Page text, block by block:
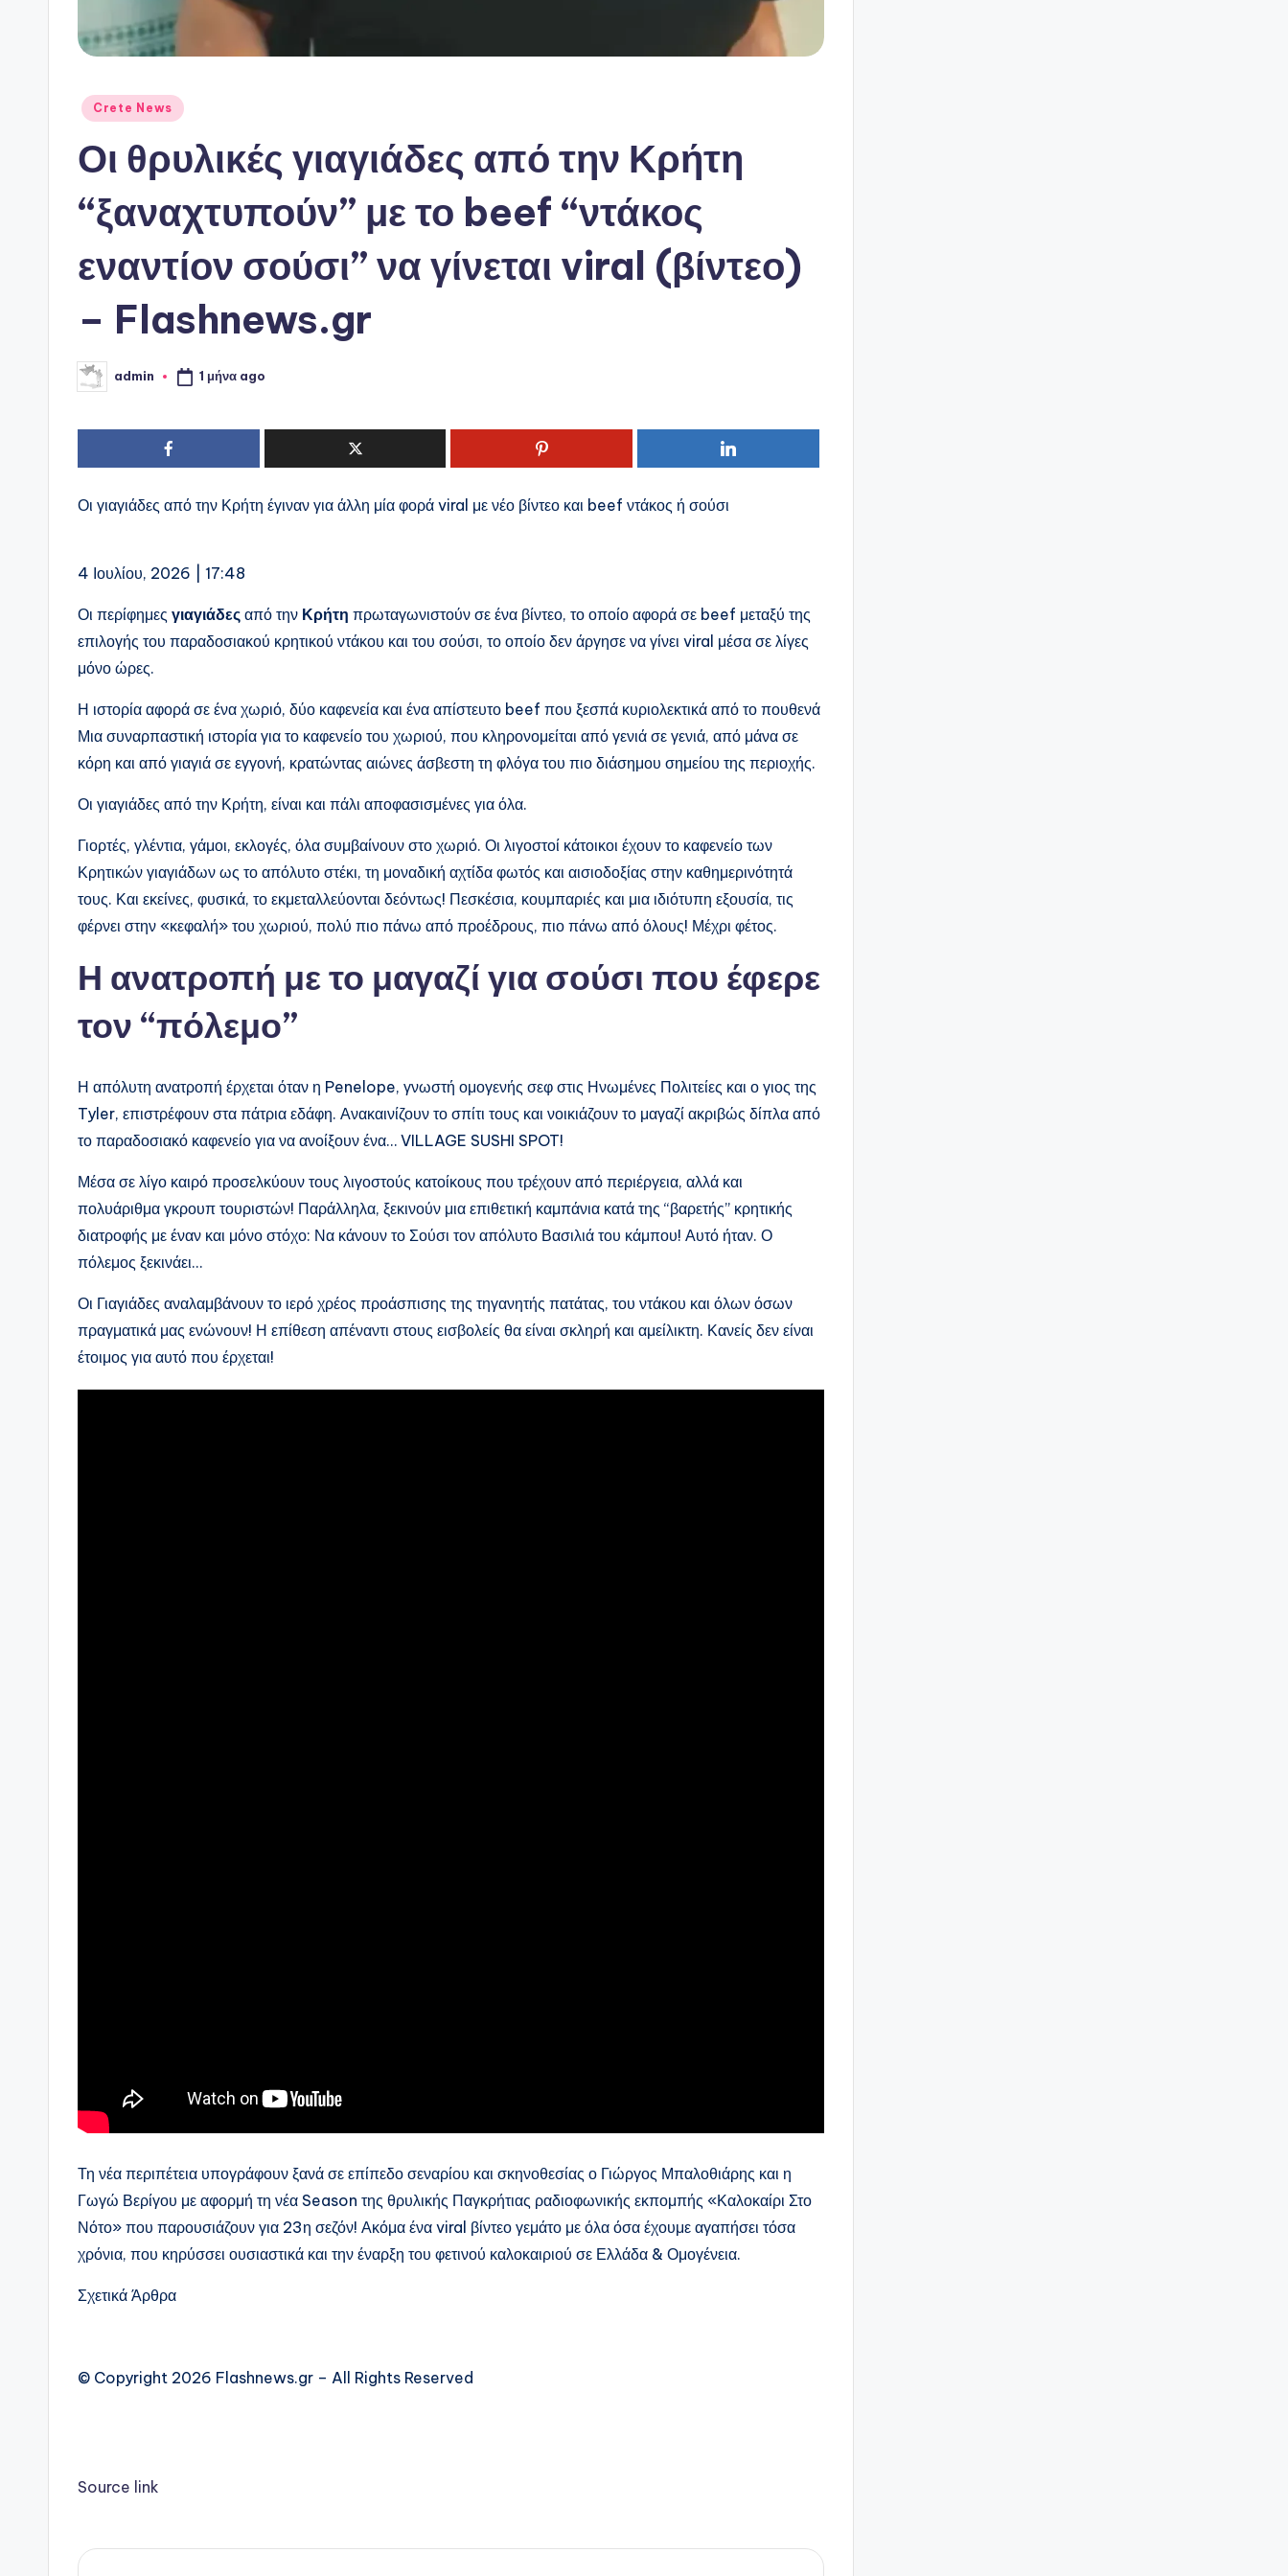
Αναρτήθηκε
Crete News
Οι θρυλικές γιαγιάδες από την Κρήτη
“ξαναχτυπούν” με το beef “ντάκος
εναντίον σούσι” να γίνεται viral (βίντεο)
– Flashnews.gr
Συγγραφέας:
admin 1 μήνα ago
Οι γιαγιάδες από την Κρήτη έγιναν για άλλη μία φορά viral με νέο βίντεο και beef ντάκος ή σούσι
4 Ιουλίου, 2026 | 17:48
Οι περίφημες γιαγιάδες από την Κρήτη πρωταγωνιστούν σε ένα βίντεο, το οποίο αφορά σε beef μεταξύ της
επιλογής του παραδοσιακού κρητικού ντάκου και του σούσι, το οποίο δεν άργησε να γίνει viral μέσα σε λίγες
μόνο ώρες.
Η ιστορία αφορά σε ένα χωριό, δύο καφενεία και ένα απίστευτο beef που ξεσπά κυριολεκτικά από το πουθενά
Μια συναρπαστική ιστορία για το καφενείο του χωριού, που κληρονομείται από γενιά σε γενιά, από μάνα σε
κόρη και από γιαγιά σε εγγονή, κρατώντας αιώνες άσβεστη τη φλόγα του πιο διάσημου σημείου της περιοχής.
Οι γιαγιάδες από την Κρήτη, είναι και πάλι αποφασισμένες για όλα.
Γιορτές, γλέντια, γάμοι, εκλογές, όλα συμβαίνουν στο χωριό. Οι λιγοστοί κάτοικοι έχουν το καφενείο των
Κρητικών γιαγιάδων ως το απόλυτο στέκι, τη μοναδική αχτίδα φωτός και αισιοδοξίας στην καθημερινότητά
τους. Και εκείνες, φυσικά, το εκμεταλλεύονται δεόντως! Πεσκέσια, κουμπαριές και μια ιδιότυπη εξουσία, τις
φέρνει στην «κεφαλή» του χωριού, πολύ πιο πάνω από προέδρους, πιο πάνω από όλους! Μέχρι φέτος.
Η ανατροπή με το μαγαζί για σούσι που έφερε
τον “πόλεμο”
Η απόλυτη ανατροπή έρχεται όταν η Penelope, γνωστή ομογενής σεφ στις Ηνωμένες Πολιτείες και ο γιος της
Tyler, επιστρέφουν στα πάτρια εδάφη. Ανακαινίζουν το σπίτι τους και νοικιάζουν το μαγαζί ακριβώς δίπλα από
το παραδοσιακό καφενείο για να ανοίξουν ένα… VILLAGE SUSHI SPOT!
Μέσα σε λίγο καιρό προσελκύουν τους λιγοστούς κατοίκους που τρέχουν από περιέργεια, αλλά και
πολυάριθμα γκρουπ τουριστών! Παράλληλα, ξεκινούν μια επιθετική καμπάνια κατά της “βαρετής” κρητικής
διατροφής με έναν και μόνο στόχο: Να κάνουν το Σούσι τον απόλυτο Βασιλιά του κάμπου! Αυτό ήταν. Ο
πόλεμος ξεκινάει…
Οι Γιαγιάδες αναλαμβάνουν το ιερό χρέος προάσπισης της τηγανητής πατάτας, του ντάκου και όλων όσων
πραγματικά μας ενώνουν! Η επίθεση απέναντι στους εισβολείς θα είναι σκληρή και αμείλικτη. Κανείς δεν είναι
έτοιμος για αυτό που έρχεται!
Τη νέα περιπέτεια υπογράφουν ξανά σε επίπεδο σεναρίου και σκηνοθεσίας ο Γιώργος Μπαλοθιάρης και η
Γωγώ Βερίγου με αφορμή τη νέα Season της θρυλικής Παγκρήτιας ραδιοφωνικής εκπομπής «Καλοκαίρι Στο
Νότο» που παρουσιάζουν για 23η σεζόν! Ακόμα ένα viral βίντεο γεμάτο με όλα όσα έχουμε αγαπήσει τόσα
χρόνια, που κηρύσσει ουσιαστικά και την έναρξη του φετινού καλοκαιριού σε Ελλάδα & Ομογένεια.
Σχετικά Άρθρα
© Copyright 2026 Flashnews.gr – All Rights Reserved
Source link